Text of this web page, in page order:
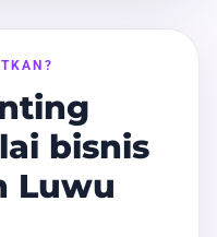
bisnis
Luwu